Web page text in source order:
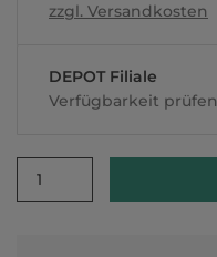
zzgl. Versandkosten
DEPOT Filiale
Verfügbarkeit prüfen
1